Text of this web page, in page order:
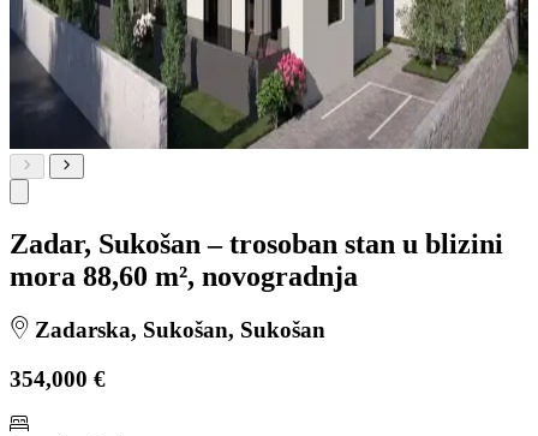
Zadar, Sukošan – trosoban stan u blizini
mora 88,60 m², novogradnja
Zadarska, Sukošan, Sukošan
354,000 €